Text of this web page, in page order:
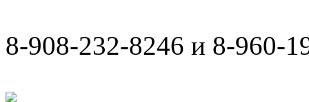
8-908-232-8246 и 8-960-